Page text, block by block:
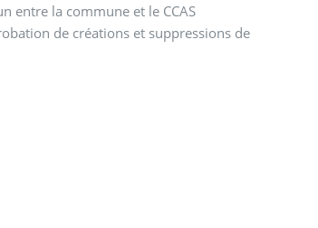
entre la commune et le CCAS
de créations et suppressions de